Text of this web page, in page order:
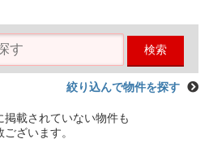
検索
絞り込んで物件を探す
掲載されていない物件も
ございます。